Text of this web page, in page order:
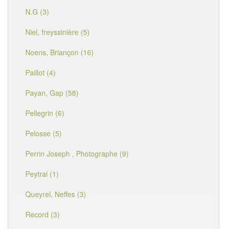
N.G (3)
Niel, freyssinière (5)
Noens, Briançon (16)
Paillot (4)
Payan, Gap (58)
Pellegrin (6)
Pelosse (5)
Perrin Joseph , Photographe (9)
Peytral (1)
Queyrel, Neffes (3)
Record (3)